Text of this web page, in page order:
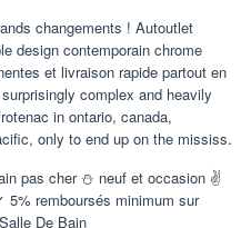
changements ! Autoutlet
design contemporain chrome
et livraison rapide partout en
complex and heavily
in ontario, canada,
only to end up on the mississ.